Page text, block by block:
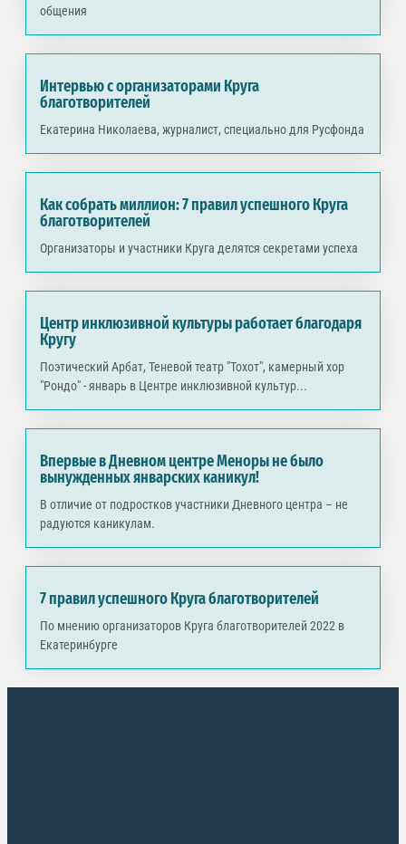
общения
Интервью с организаторами Круга
благотворителей
Екатерина Николаева, журналист, специально для Русфонда
Как собрать миллион: 7 правил успешного Круга
благотворителей
Организаторы и участники Круга делятся секретами успеха
Центр инклюзивной культуры работает благодаря
Кругу
Поэтический Арбат, Теневой театр "Тохот", камерный хор
"Рондо" - январь в Центре инклюзивной культур...
Впервые в Дневном центре Меноры не было
вынужденных январских каникул!
В отличие от подростков участники Дневного центра – не
радуются каникулам.
7 правил успешного Круга благотворителей
По мнению организаторов Круга благотворителей 2022 в
Екатеринбурге